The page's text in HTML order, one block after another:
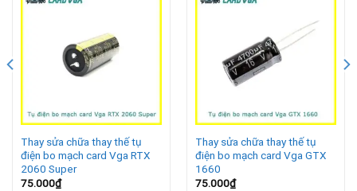
khi chạy ứng dụng nặng.
Màn hình xuất hiện nhiễu, giật lag hoặc màu sắc hiển thị
Card đồ họa nóng bất thường dù đã vệ sinh và tra keo
Một số trường hợp xuất hiện vạch kẻ hoặc sọc trên màn
hình, cảnh báo linh kiện điện tử trên bo mạch bị hỏng.
Thay sửa chữa thay thế tụ
điện bo mạch card Vga RTX
2060 Super
75.000₫
Thay sửa chữa thay thế tụ
điện bo mạch card Vga GTX
1660
75.000₫